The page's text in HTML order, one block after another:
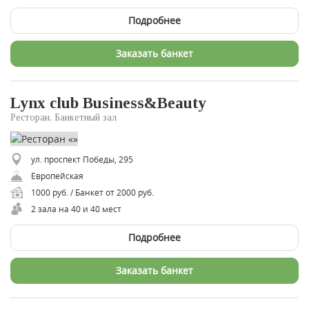
Подробнее
Заказать банкет
Lynx club Business&Beauty
Ресторан, Банкетный зал
ул. проспект Победы, 295
Европейская
1000 руб. / Банкет от 2000 руб.
2 зала на 40 и 40 мест
Подробнее
Заказать банкет